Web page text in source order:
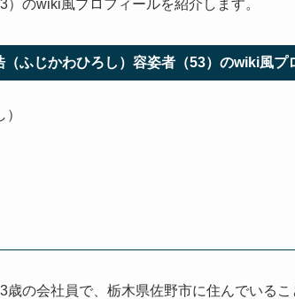
のwiki風プロフィールを紹介します。
（ふじかわひろし）容姿者（53）のwiki風プ
の会社員で、栃木県佐野市に住んでいる